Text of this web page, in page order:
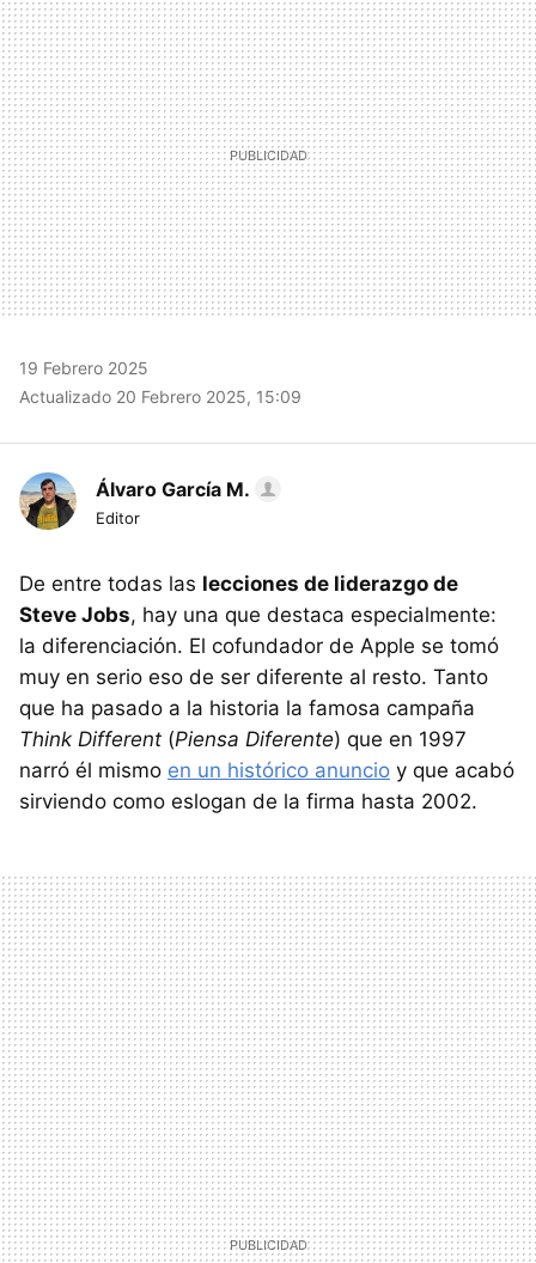
MAIL
19 Febrero 2025
Actualizado 20 Febrero 2025, 15:09
Álvaro García M.
Editor
De entre todas las lecciones de liderazgo de
Steve Jobs, hay una que destaca especialmente:
la diferenciación. El cofundador de Apple se tomó
muy en serio eso de ser diferente al resto. Tanto
que ha pasado a la historia la famosa campaña
Think Different (Piensa Diferente) que en 1997
narró él mismo en un histórico anuncio y que acabó
sirviendo como eslogan de la firma hasta 2002.